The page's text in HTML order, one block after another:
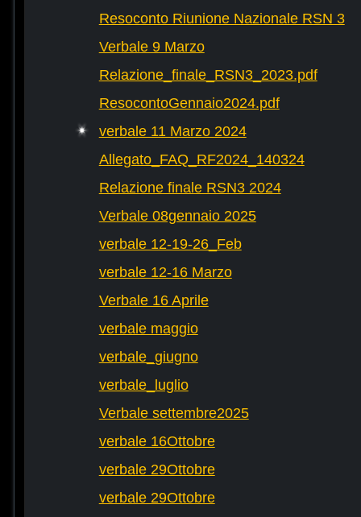
Resoconto Riunione Nazionale RSN 3
Verbale 9 Marzo
Relazione_finale_RSN3_2023.pdf
ResocontoGennaio2024.pdf
verbale 11 Marzo 2024
Allegato_FAQ_RF2024_140324
Relazione finale RSN3 2024
Verbale 08gennaio 2025
verbale 12-19-26_Feb
verbale 12-16 Marzo
Verbale 16 Aprile
verbale maggio
verbale_giugno
verbale_luglio
Verbale settembre2025
verbale 16Ottobre
verbale 29Ottobre
verbale 29Ottobre